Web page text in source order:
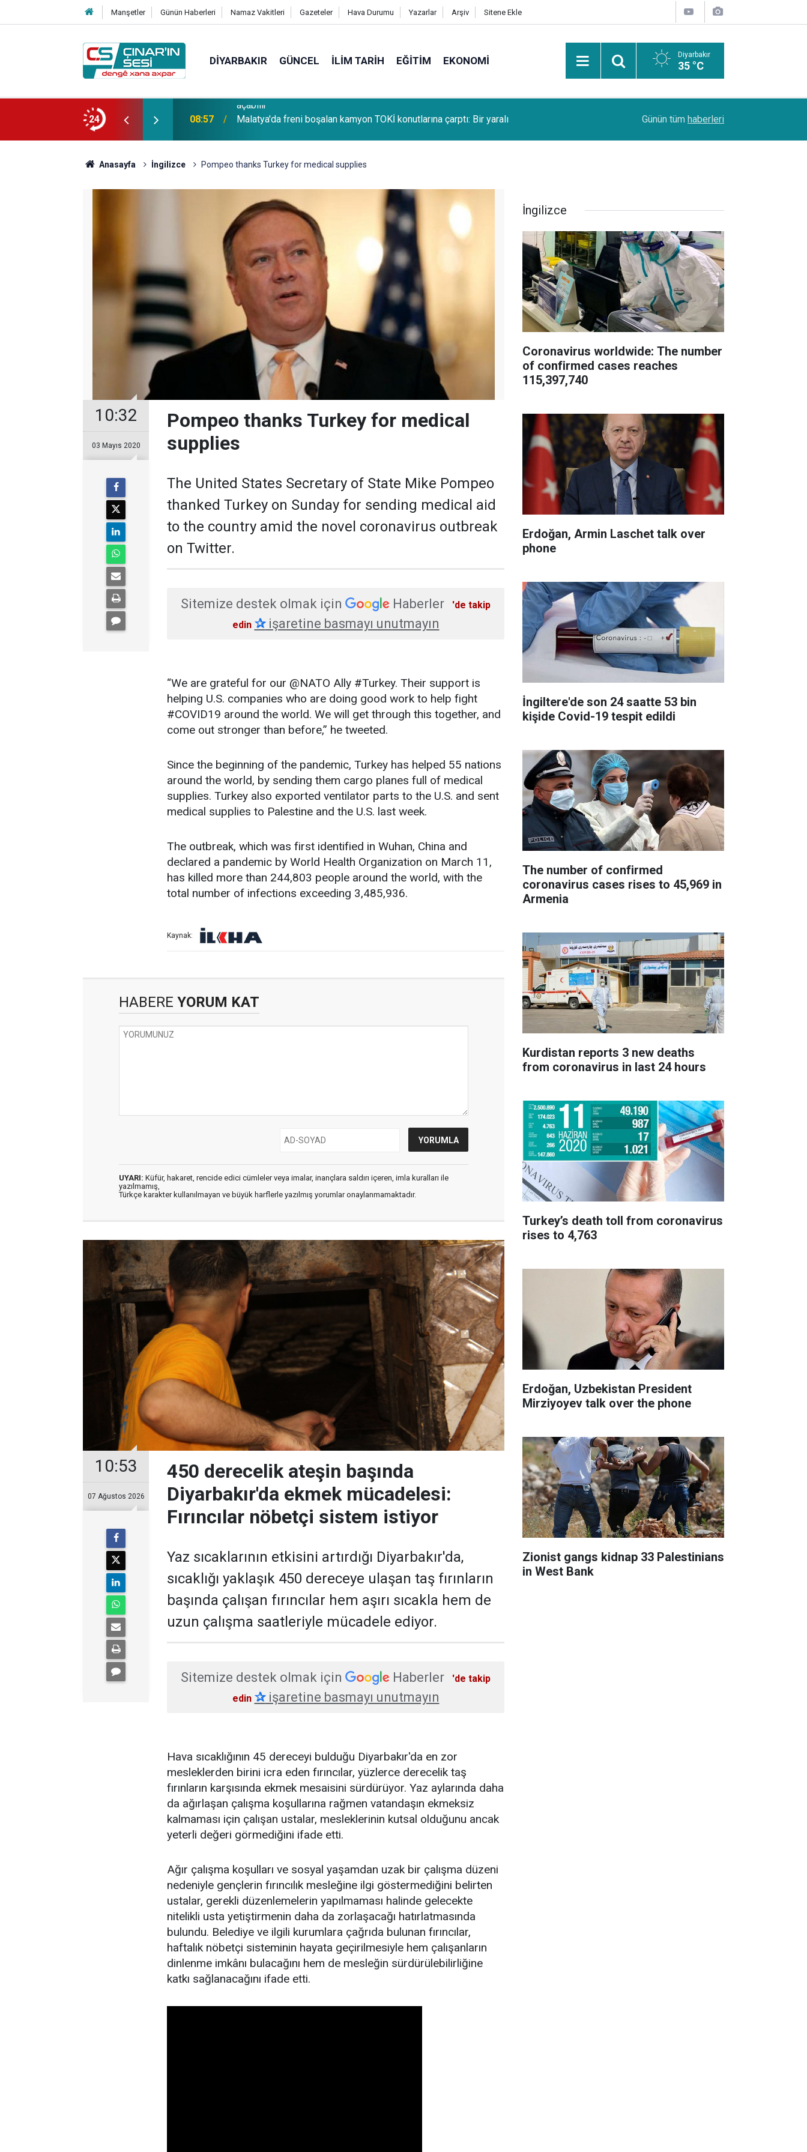
Manşetler Günün Haberleri Namaz Vakitleri Gazeteler Hava Durumu Yazarlar Arşiv Sitene Ekle
DIYARBAKIR GÜNCEL İLIM TARIH EĞITIM EKONOMI Diyarbakır
35 °C
24
tüketimi ciddi sağlık sorunlarına yol
08:57 Malatya'da freni boşalan kamyon TOKİ konutlarına çarptı: Bir yaralı Siirt'te koruma altındaki 5 yaban keçisini
Günün tüm haberleri
Anasayfa İngilizce Pompeo thanks Turkey for medical supplies
10:32
03 Mayıs 2020
Pompeo thanks Turkey for medical
supplies
The United States Secretary of State Mike Pompeo
thanked Turkey on Sunday for sending medical aid
to the country amid the novel coronavirus outbreak
on Twitter.
Sitemize destek olmak için Haberler
'de takip
edin ✰işaretine basmayı unutmayın
“We are grateful for our @NATO Ally #Turkey. Their support is
helping U.S. companies who are doing good work to help fight
#COVID19 around the world. We will get through this together, and
come out stronger than before,” he tweeted.
Since the beginning of the pandemic, Turkey has helped 55 nations
around the world, by sending them cargo planes full of medical
supplies. Turkey also exported ventilator parts to the U.S. and sent
medical supplies to Palestine and the U.S. last week.
The outbreak, which was first identified in Wuhan, China and
declared a pandemic by World Health Organization on March 11,
has killed more than 244,803 people around the world, with the
total number of infections exceeding 3,485,936.
Kaynak:
HABERE YORUM KAT
UYARI: Küfür, hakaret, rencide edici cümleler veya imalar, inançlara saldırı içeren, imla kuralları ile
yazılmamış,
Türkçe karakter kullanılmayan ve büyük harflerle yazılmış yorumlar onaylanmamaktadır.
10:53
07 Ağustos 2026
450 derecelik ateşin başında
Diyarbakır'da ekmek mücadelesi:
Fırıncılar nöbetçi sistem istiyor
Yaz sıcaklarının etkisini artırdığı Diyarbakır'da,
sıcaklığı yaklaşık 450 dereceye ulaşan taş fırınların
başında çalışan fırıncılar hem aşırı sıcakla hem de
uzun çalışma saatleriyle mücadele ediyor.
Sitemize destek olmak için Haberler
'de takip
edin ✰işaretine basmayı unutmayın
Hava sıcaklığının 45 dereceyi bulduğu Diyarbakır'da en zor
mesleklerden birini icra eden fırıncılar, yüzlerce derecelik taş
fırınların karşısında ekmek mesaisini sürdürüyor. Yaz aylarında daha
da ağırlaşan çalışma koşullarına rağmen vatandaşın ekmeksiz
kalmaması için çalışan ustalar, mesleklerinin kutsal olduğunu ancak
yeterli değeri görmediğini ifade etti.
Ağır çalışma koşulları ve sosyal yaşamdan uzak bir çalışma düzeni
nedeniyle gençlerin fırıncılık mesleğine ilgi göstermediğini belirten
ustalar, gerekli düzenlemelerin yapılmaması halinde gelecekte
nitelikli usta yetiştirmenin daha da zorlaşacağı hatırlatmasında
bulundu. Belediye ve ilgili kurumlara çağrıda bulunan fırıncılar,
haftalık nöbetçi sisteminin hayata geçirilmesiyle hem çalışanların
dinlenme imkânı bulacağını hem de mesleğin sürdürülebilirliğine
katkı sağlanacağını ifade etti.
İngilizce
Coronavirus worldwide: The number
of confirmed cases reaches
115,397,740
Erdoğan, Armin Laschet talk over
phone
İngiltere'de son 24 saatte 53 bin
kişide Covid-19 tespit edildi
The number of confirmed
coronavirus cases rises to 45,969 in
Armenia
Kurdistan reports 3 new deaths
from coronavirus in last 24 hours
Turkey’s death toll from coronavirus
rises to 4,763
Erdoğan, Uzbekistan President
Mirziyoyev talk over the phone
Zionist gangs kidnap 33 Palestinians
in West Bank